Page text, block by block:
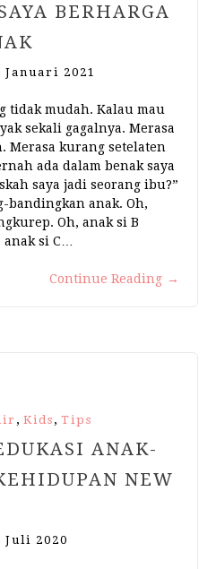
BERHARGA
Januari 2021
tidak mudah. Kalau mau
sekali gagalnya. Merasa
Merasa kurang setelaten
ada dalam benak saya
saya jadi seorang ibu?”
bandingkan anak. Oh,
Oh, anak si B
si C…
Continue Reading →
, Kids , Tips
ANAK-
NEW
Juli 2020